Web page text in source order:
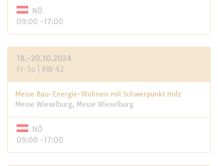
NÖ
09:00 -17:00
18.-20.10.2024
Fr-So | KW 42
Messe Bau-Energie-Wohnen mit Schwerpunkt Holz
Messe Wieselburg, Messe Wieselburg
NÖ
09:00 -17:00